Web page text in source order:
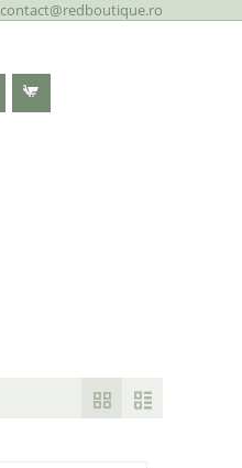
contact@redboutique.ro